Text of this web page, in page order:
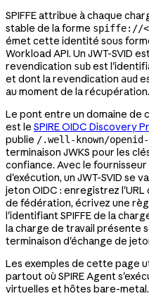
SPIFFE attribue à chaque
stable de la forme spiffe://
émet cette identité sous
Workload API. Un JWT-SVID
revendication subest
et dont la revendication aud
au moment de la récupération.
Le pont entre un domaine de
est le SPIRE OIDC Discovery
publie /.well-known/
terminaison JWKS pour les
confiance. Avec le
d'exécution, un JWT-SVID se
jeton OIDC : enregistrez
de fédération, écrivez une
l'identifiant SPIFFE de la
la charge de travail présente
terminaison d'échange de
Les exemples de cette page
partout où SPIRE Agent
virtuelles et hôtes bare-metal.